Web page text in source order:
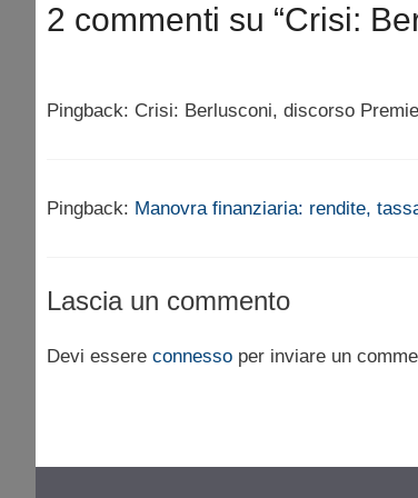
2 commenti su “Crisi:
Pingback: Crisi: Berlusconi, discorso
Pingback: Manovra finanziaria: rendite,
Lascia un commento
Devi essere connesso per inviare un